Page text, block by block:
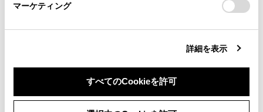
マーケティング
詳細を表示
すべてのCookieを許可
クルーズコントロール
このページは役に立ちましたか？
はい いいえ
site_domain=default#otoiawase
までお願いします。